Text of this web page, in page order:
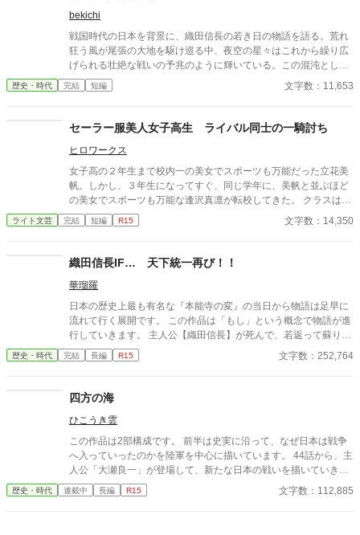
bekichi
戦国時代の日本を背景に、織田信長の若き日の物語を語る。荒れ
狂う風が尾張の大地を駆け巡る中、夜空の星々はこれから繰り広
げられる壮絶な戦いの予兆のように輝いている。この混沌とした
時代において、信長はまだ無名であったが、彼の野望はやがて天
下を揺るがすことになる。信長は、父・信秀の治世に疑問を持ち
されることもあれば期待の星と讃えられることもあった。彼の目
の足跡を追い、若き日の友情、父との確執、大名との駆け引きを
描く。信長の人生は、斎藤道三、明智光秀、羽柴秀吉、徳川家
康、伊達政宗といった時代の英傑たちとの交流とともに、一つの
大きな物語を形成する。この物語は、信長の未知なる野望の軌跡
歴史・時代 完結 短編 文字数：11,653
セーラー服美人女子高生 ライバル同士の一騎討ち
ヒロワークス
女子高の２年生まで校内一の美女でスポーツも万能だった立花美
帆。しかし、３年生になってすぐ、同じ学年に、美帆と並ぶほど
の美女でスポーツも万能な逢沢真凛が転校してきた。 クラスは、
隣りだったが、春のスポーツ大会と夏の水泳大会でライバル関係
が芽生える。 それに加えて、美帆と真凛は、隣りの男子校の俊介
そして、秋の体育祭では、美帆と真凛が走り高跳びや100メート
ることに。
ライト文芸 完結 短編 R15 文字数：14,350
織田信長IF… 天下統一再び！！
華瑠羅
日本の歴史上最も有名な『本能寺の変』の当日から物語は足早に
流れて行く展開です。 この作品は「もし」という概念で物語が進
行していきます。 主人公【織田信長】が死んで、若返って蘇り再
び活躍するという作品です。 ※この物語はフィクションです。
歴史・時代 完結 長編 R15 文字数：252,764
四方の海
ひこうき雲
この作品は2部構成です。 前半は史実に沿って、なぜ日本は戦争
へ入っていったのかを陸軍を中心に描いています。 44話から、主
人公「大瀬良一」が登場して、新たな日本の戦いを描いていきま
す。歴史を深く知りたい人は初めから、開戦までの流れを知って
いる方は44話からお読みください。 第一部 1話〜43話 1941年1
歴史・時代 連載中 長編 R15 文字数：112,885